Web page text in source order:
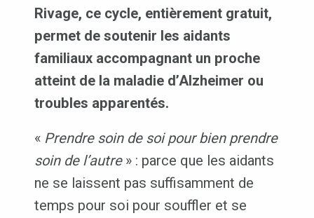
Rivage, ce cycle, entièrement gratuit,
permet de soutenir les aidants
familiaux accompagnant un proche
atteint de la maladie d’Alzheimer ou
troubles apparentés.
« Prendre soin de soi pour bien prendre
soin de l’autre» : parce que les aidants
ne se laissent pas suffisamment de
temps pour soi pour souffler et se